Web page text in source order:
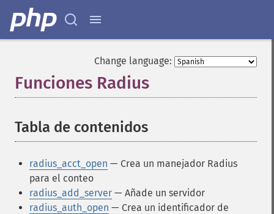
Change language:
Funciones Radius
Tabla de contenidos
radius_acct_open — Crea un manejador Radius
para el conteo
radius_add_server — Añade un servidor
radius_auth_open — Crea un identificador de